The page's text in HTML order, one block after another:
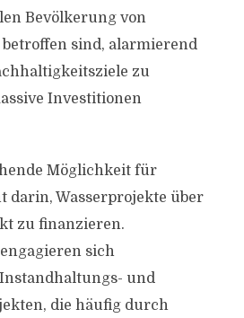
Bevölkerung von
sind, alarmierend
zu
Investitionen
Möglichkeit für
darin, Wasserprojekte über
zu finanzieren.
sich
und
die häufig durch